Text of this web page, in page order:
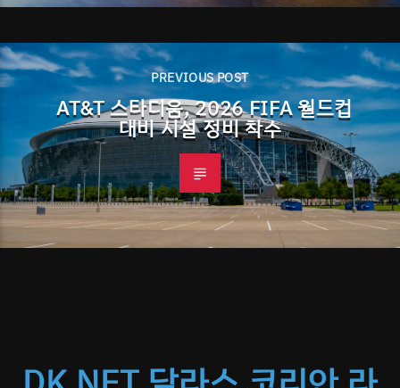
PREVIOUS POST
AT&T 스타디움, 2026 FIFA 월드컵
대비 시설 정비 착수